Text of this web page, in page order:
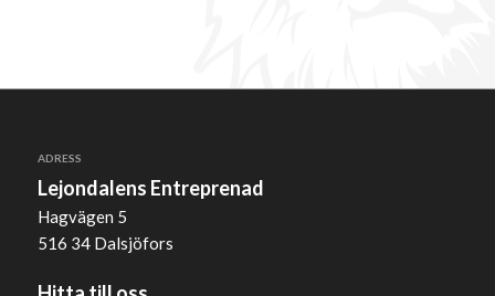
ADRESS
Lejondalens Entreprenad
Hagvägen 5
516 34 Dalsjöfors